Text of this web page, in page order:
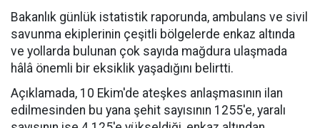
Bakanlık günlük istatistik raporunda, ambulans ve sivil
savunma ekiplerinin çeşitli bölgelerde enkaz altında
ve yollarda bulunan çok sayıda mağdura ulaşmada
hâlâ önemli bir eksiklik yaşadığını belirtti.
Açıklamada, 10 Ekim'de ateşkes anlaşmasının ilan
edilmesinden bu yana şehit sayısının 1255'e, yaralı